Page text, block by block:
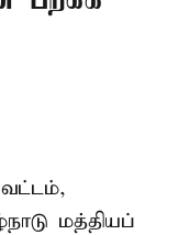
மத்தியப்